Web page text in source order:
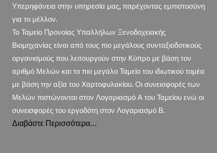
Υπερηφάνεια στην υπηρεσία μας, παρέχοντας εμπιστοσύνη
για το μέλλον.
Το Ταμείο Προνοίας Υπαλλήλων Ξενοδοχειακής
Βιομηχανίας είναι από τους πιο μεγάλους συνταξιοδοτικούς
οργανισμούς που λειτουργούν στην Κύπρο με βάση τον
αριθμό Μελών και το πιο μεγάλο Ταμείο του ιδιωτικού τομέα
με βάση την αξία του Χαρτοφυλακίου. Οι συνεισφορές των
Μελών πιστώνονται στον Λογαριασμό Α του Ταμείου ενώ οι
συνεισφορές του εργοδότη στον Λογαριασμό Β.
Διαβάστε Περισσότερα…